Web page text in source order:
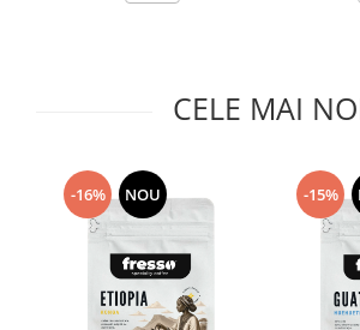
Capsule de Cafea
CELE MAI
-16% NOU -15%